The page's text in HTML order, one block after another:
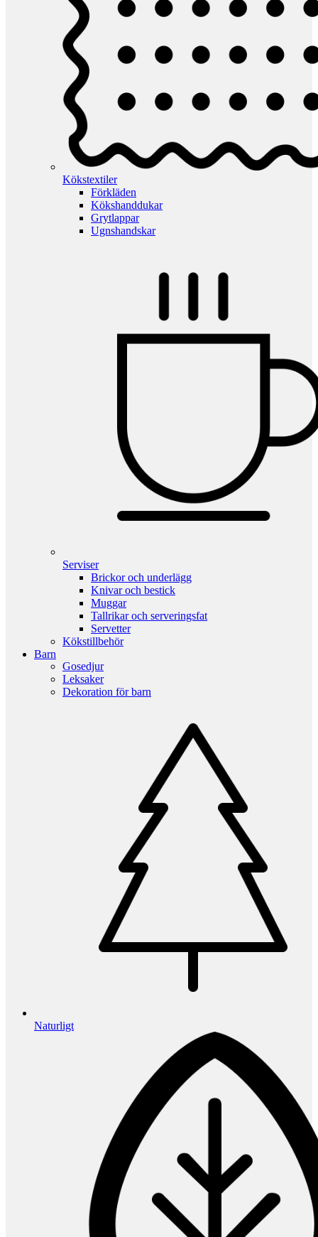
Kökstextiler
Förkläden
Kökshanddukar
Grytlappar
Ugnshandskar
Serviser
Brickor och underlägg
Knivar och bestick
Muggar
Tallrikar och serveringsfat
Servetter
Kökstillbehör
Barn
Gosedjur
Leksaker
Dekoration för barn
Naturligt